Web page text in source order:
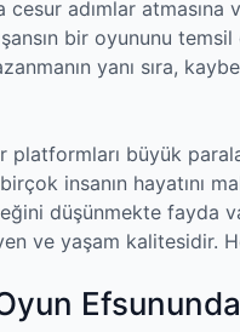
cesur adımlar
bir oyununu
yanı sıra,
platformları büyük
insanın hayatını
düşünmekte fayda
ve yaşam kalitesidir.